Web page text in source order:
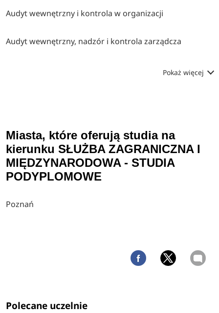
Audyt wewnętrzny i kontrola w organizacji
Audyt wewnętrzny, nadzór i kontrola zarządcza
Pokaż więcej
Miasta, które oferują studia na
kierunku SŁUŻBA ZAGRANICZNA I
MIĘDZYNARODOWA - STUDIA
PODYPLOMOWE
Poznań
Polecane uczelnie